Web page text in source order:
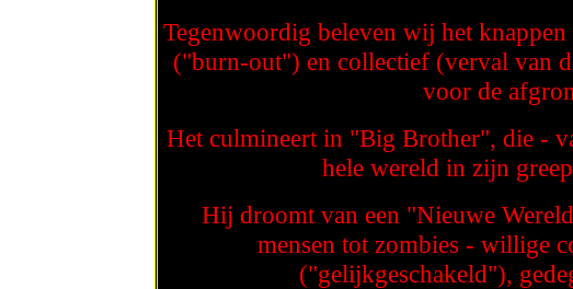
Tegenwoordig beleven wij het
("burn-out") en collectief (verval van
voor de
Het culmineert in "Big Brother", die -
hele wereld in zijn
Hij droomt van een "Nieuwe
mensen tot zombies - willige
("gelijkgeschakeld"),